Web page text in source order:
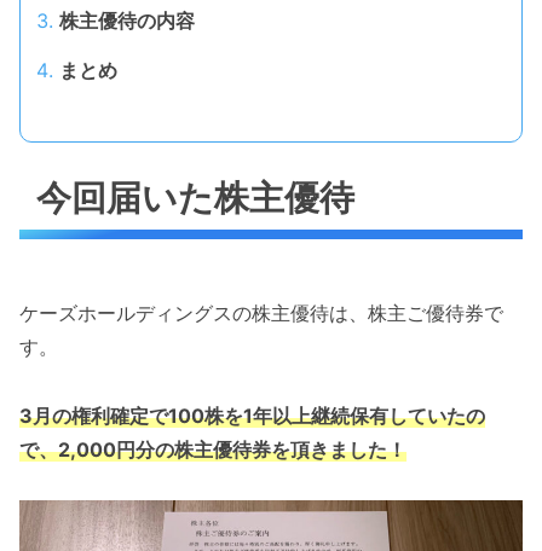
株主優待の内容
まとめ
今回届いた株主優待
ケーズホールディングスの株主優待は、株主ご優待券で
す。
3月の権利確定で100株を1年以上継続保有していたの
で、2,000円分の株主優待券を頂きました！